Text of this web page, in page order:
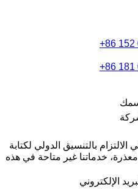
+86 152
+86 181
بالتنسيق الدولي لكتابة
معذرة، خدماتنا غير متاحة في هذه
الإلكتروني